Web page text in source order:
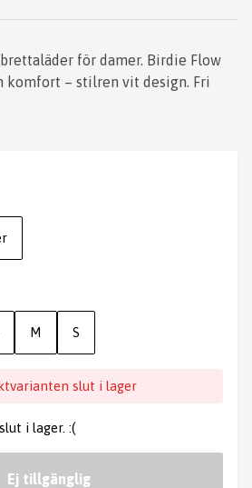
för damer. Birdie Flow
komfort – stilren vit design. Fri
M S
slut i lager
i lager. :(
Ej tillgänglig